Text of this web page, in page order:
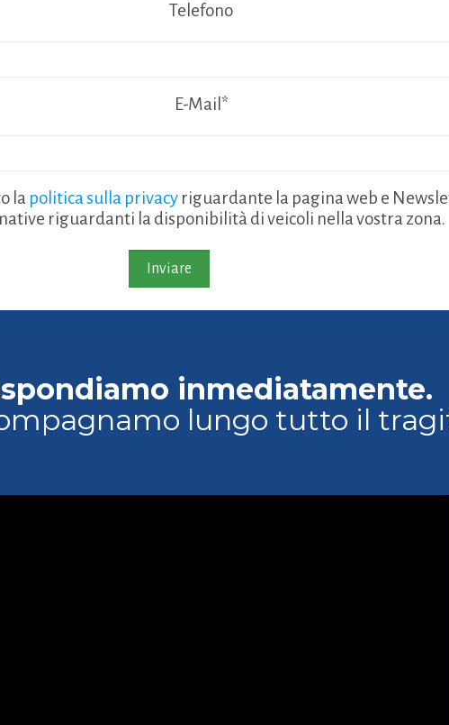
Telefono
E-Mail*
la politica sulla privacyriguardante la pagina web e
riguardanti la disponibilità di veicoli nella vostra zona.
inmediatamente.
lungo tutto il